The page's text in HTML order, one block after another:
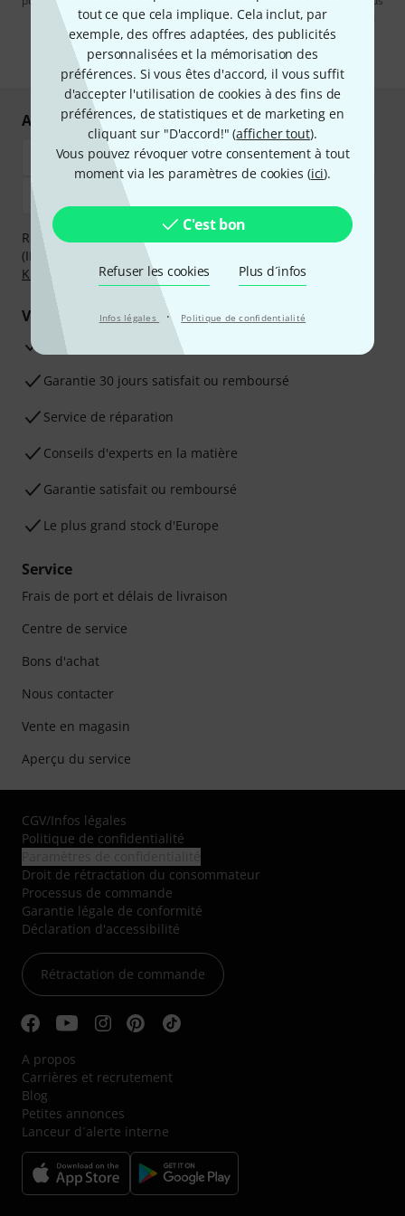
tout ce que cela implique. Cela inclut, par
exemple, des offres adaptées, des publicités
personnalisées et la mémorisation des
préférences. Si vous êtes d'accord, il vous suffit
d'accepter l'utilisation de cookies à des fins de
préférences, de statistiques et de marketing en
cliquant sur "D'accord!" (afficher tout).
Vous pouvez révoquer votre consentement à tout
moment via les paramètres de cookies (ici).
C'est bon
Refuser les cookies Plus d´infos
Infos légales · Politique de confidentialité
pouvez trouver plus d'informations à ce sujet dans notrePolitique de
confidentialité.
* Requis
Achetez et payez en toute sécurité
Réglez de manière sûre et sécurisée par Virement
(IBAN/BIC), PayPal, Amazon Pay,
Klarna Payer en 3 foisou Carte de crédit.
Vos avantages
Ga­ran­tie Thomann 3 ans
Garantie 30 jours satisfait ou remboursé
Service de réparation
Conseils d'experts en la matière
Garantie satisfait ou remboursé
Le plus grand stock d'Europe
Service
Frais de port et délais de livraison
Centre de service
Bons d'achat
Nous contacter
Vente en magasin
Aperçu du service
CGV/Infos légales
Politique de confidentialité
Droit de rétractation du consommateur
Processus de commande
Garantie légale de conformité
Déclaration d'accessibilité
Rétractation de commande
A propos
Carrières et recrutement
Blog
Petites annonces
Lanceur d´alerte interne